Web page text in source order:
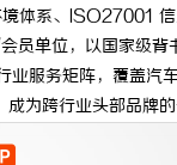
系、ISO27001 信
员单位，以国家级
服务矩阵，覆盖汽
为跨行业头部品牌